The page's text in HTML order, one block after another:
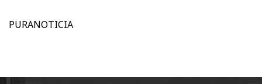
PURANOTICIA